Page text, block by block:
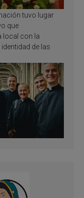
tuvo lugar
que
local con la
de las